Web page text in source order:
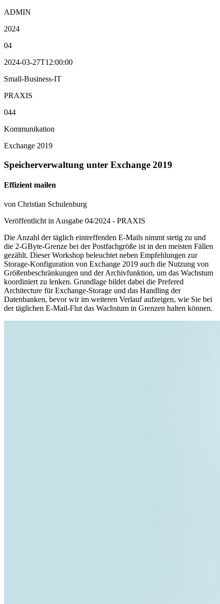
ADMIN
2024
04
2024-03-27T12:00:00
Small-Business-IT
PRAXIS
044
Kommunikation
Exchange 2019
Speicherverwaltung unter Exchange 2019
Effizient mailen
von Christian Schulenburg
Veröffentlicht in Ausgabe 04/2024 - PRAXIS
Die Anzahl der täglich eintreffenden E-Mails nimmt stetig zu und
die 2-GByte-Grenze bei der Postfachgröße ist in den meisten Fällen
gezählt. Dieser Workshop beleuchtet neben Empfehlungen zur
Storage-Konfiguration von Exchange 2019 auch die Nutzung von
Größenbeschränkungen und der Archivfunktion, um das Wachstum
koordiniert zu lenken. Grundlage bildet dabei die Prefered
Architecture für Exchange-Storage und das Handling der
Datenbanken, bevor wir im weiteren Verlauf aufzeigen, wie Sie bei
der täglichen E-Mail-Flut das Wachstum in Grenzen halten können.